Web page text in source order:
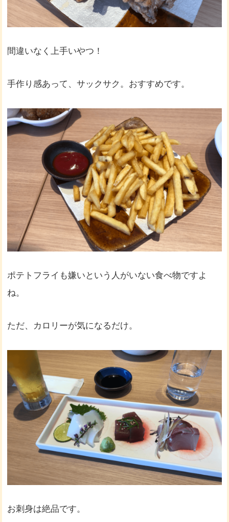
間違いなく上手いやつ！
手作り感あって、サックサク。おすすめです。
ポテトフライも嫌いという人がいない食べ物ですよ
ね。
ただ、カロリーが気になるだけ。
お刺身は絶品です。